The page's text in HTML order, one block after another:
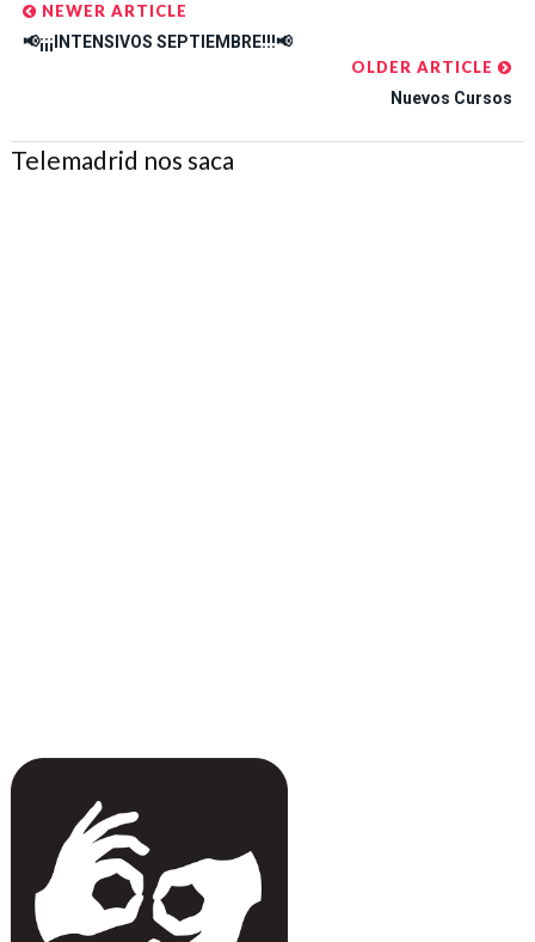
NEWER ARTICLE
📢¡¡¡INTENSIVOS SEPTIEMBRE!!!📢
OLDER ARTICLE
Nuevos Cursos
Telemadrid nos saca